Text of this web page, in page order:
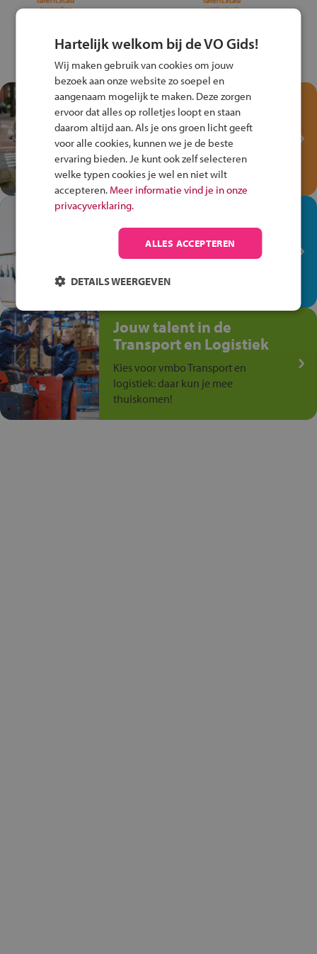
Test je kennis met het
Fiets Veilig
Verkeersspel!
Speel het Fiets Veilig Verkeersspel
en win een Cortina-fiets!
In de winkel ben je op je
plek!
Ontdek via het vmbo jouw talent
anders is!
Jouw talent in de
Transport en Logistiek
Kies voor vmbo Transport en
logistiek: daar kun je mee
thuiskomen!
Hartelijk welkom bij de VO Gids!
Wij maken gebruik van cookies om jouw
bezoek aan onze website zo soepel en
aangenaam mogelijk te maken. Deze zorgen
ervoor dat alles op rolletjes loopt en staan
daarom altijd aan. Als je ons groen licht geeft
voor alle cookies, kunnen we je de beste
ervaring bieden. Je kunt ook zelf selecteren
welke typen cookies je wel en niet wilt
accepteren. Meer informatie vind je in onze
privacyverklaring.
ALLES ACCEPTEREN
DETAILS WEERGEVEN